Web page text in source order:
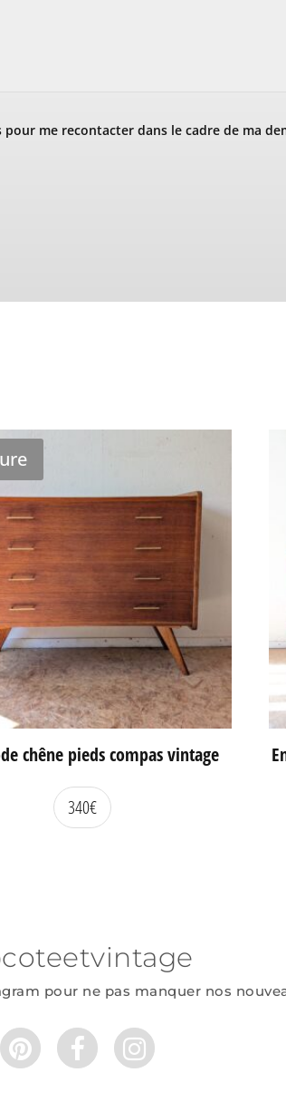
me recontacter dans le cadre de ma
chêne pieds compas vintage
340€
pour ne pas manquer nos